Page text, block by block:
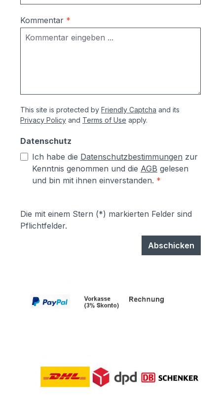
Korrosionsschutzmaßnahmen (Angaben
vom Hersteller):- Kästen aus
sendzimierverzinktem Stahl (verformbar
ohne Abspringen der Beschichtung,
chromatiert- Zusätzlich erhalten alle
Aluminium- und Stahlteile, Ausnahme
lösungsmittelfreie Pulverlackierung (z.T.
auch Kunststoffbeschichtung genannt) mit
Polyesterpulver in Fassadenqualität, dies
garantiert UV- und Wetterbeständigkeit-
Kommentar *
This site is protected by Friendly Captcha and its
Privacy Policy and Terms of Use apply.
Datenschutz
Ich habe die Datenschutzbestimmungen zur
Kenntnis genommen und die AGB gelesen
und bin mit ihnen einverstanden. *
Die mit einem Stern (*) markierten Felder sind
Pflichtfelder.
Abschicken